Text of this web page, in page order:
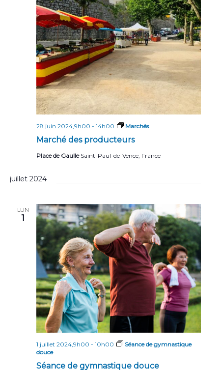
Marché des producteurs
28 juin 2024,9h00 - 14h00 Marchés
Place de Gaulle Saint-Paul-de-Vence, France
juillet 2024
LUN
1
Séance de gymnastique douce
1 juillet 2024,9h00 - 10h00
Séance de gymnastique
douce